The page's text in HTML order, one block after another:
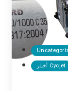
أخبار Cycjet